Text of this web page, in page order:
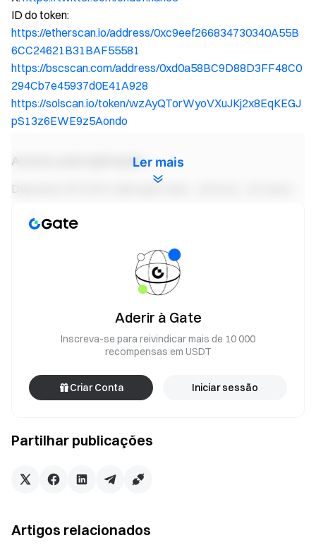
ID do token:
https://etherscan.io/address/0xc9eef266834730340A55B
6CC24621B31BAF55581
https://bscscan.com/address/0xd0a58BC9D88D3FF48C0
294Cb7e45937d0E41A928
https://solscan.io/token/wzAyQTorWyoVXuJKj2x8EqKEGJ
pS13z6EWE9z5Aondo
Acesso pela aplicação:
Depositar SPCXON: Aplicação Gate – [Ativos] – [À vista] –
Negociação à vista SPCXON: Aplicação Gate – [Negociar]
Negociação de conversão SPCXON: Aplicação Gate -
[Negociar] - [Converter] - Selecionar SPCXON
Negoceie mais de 4,900 criptomoedas de forma segura,
Comece hoje mesmo
Convide um amigoe ganhe 40% de comissão
Ler mais
Partilhar publicações
Aderir à Gate
Inscreva-se para reivindicar mais de 10 000
recompensas em USDT
Criar Conta Iniciar sessão
Artigos relacionados